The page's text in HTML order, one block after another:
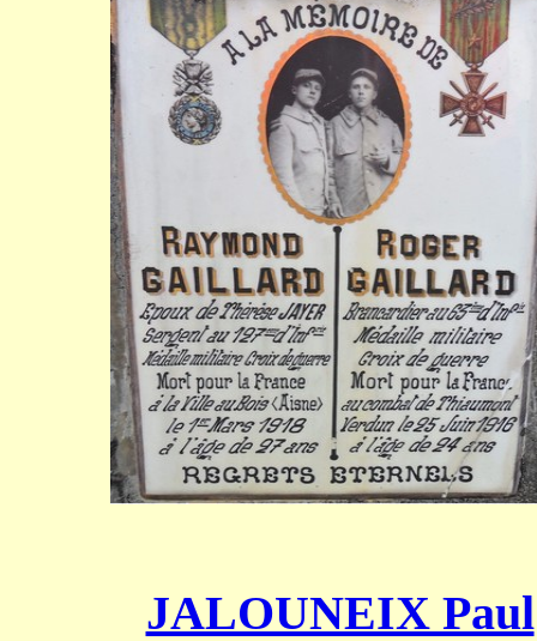
JALOUNEIX Paul